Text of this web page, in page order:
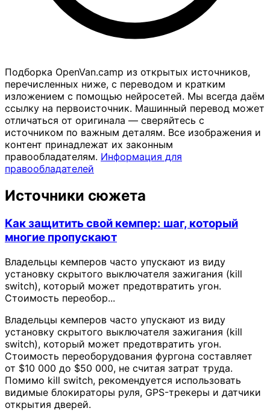
Подборка OpenVan.camp из открытых источников,
перечисленных ниже, с переводом и кратким
изложением с помощью нейросетей. Мы всегда даём
ссылку на первоисточник. Машинный перевод может
отличаться от оригинала — сверяйтесь с
источником по важным деталям. Все изображения и
контент принадлежат их законным
правообладателям. Информация для
правообладателей
Источники сюжета
Как защитить свой кемпер: шаг, который
многие пропускают
Владельцы кемперов часто упускают из виду
установку скрытого выключателя зажигания (kill
switch), который может предотвратить угон.
Стоимость переобор...
Владельцы кемперов часто упускают из виду
установку скрытого выключателя зажигания (kill
switch), который может предотвратить угон.
Стоимость переоборудования фургона составляет
от $10 000 до $50 000, не считая затрат труда.
Помимо kill switch, рекомендуется использовать
видимые блокираторы руля, GPS-трекеры и датчики
открытия дверей.